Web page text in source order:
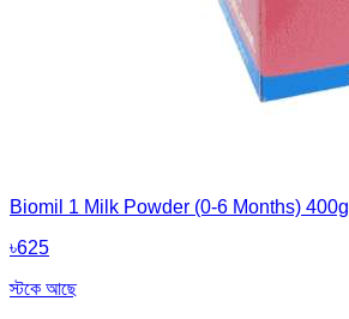
Biomil 1 Milk Powder (0-6 Months) 400g
৳625
স্টকে আছে